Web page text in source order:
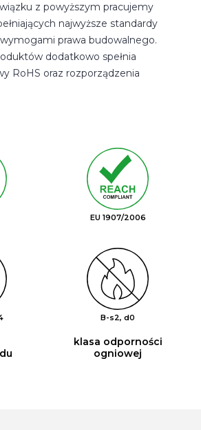
z powyższym pracujemy
najwyższe standardy
prawa budowalnego.
dodatkowo spełnia
RoHS oraz rozporządzenia
EU 1907/2006
B-s2, d0
klasa odporności
ogniowej